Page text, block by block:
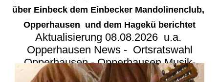
über Einbeck dem Einbecker Mandolinenclub,
Opperhausen und dem Hagekü berichtet
Aktualisierung 08.08.2026 u.a.
Opperhausen News - Ortsratswahl
Opperhausen - Opperhausen Musik-
Hematverein